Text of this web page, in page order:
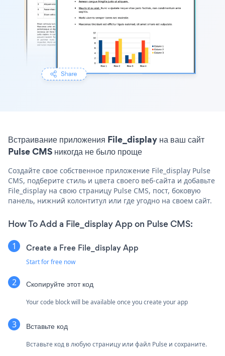
Встраивание приложения File_display на ваш сайт
Pulse CMS никогда не было проще
Создайте свое собственное приложение File_display Pulse
CMS, подберите стиль и цвета своего веб-сайта и добавьте
File_display на свою страницу Pulse CMS, пост, боковую
панель, нижний колонтитул или где угодно на своем сайт.
How To Add a File_display App on Pulse CMS:
Create a Free File_display App
Start for free now
Скопируйте этот код
Your code block will be available once you create your app
Вставьте код
Вставьте код в любую страницу или файл Pulse и сохраните.